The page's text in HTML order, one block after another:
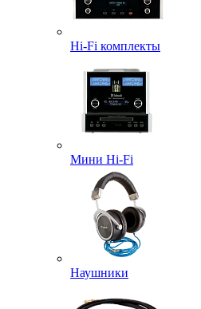
Hi-Fi комплекты
Мини Hi-Fi
Наушники